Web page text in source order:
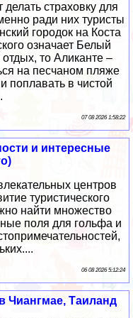
страховку для
ради них туристы
городок на Коста
означает Белый
то Аликанте –
на песчаном пляже
поплавать в чистой
07 08 2026 1:58:22
и интересные
центров
туристического
найти множество
поля для гольфа и
06 08 2026 5:12:24
Чиангмае, Таиланд